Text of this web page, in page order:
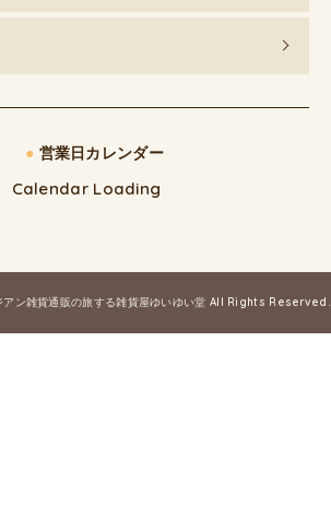
● 営業日カレンダー
Calendar Loading
アン雑貨通販の旅する雑貨屋ゆいゆい堂 All Rights Reserved.